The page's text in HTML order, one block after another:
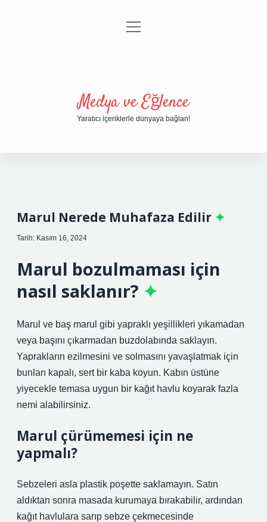
Gizlilik Politikası
menüyü
Medya ve Eğlence
Yaratıcı içeriklerle dünyaya bağlan!
Marul Nerede Muhafaza Edilir
Tarih: Kasım 16, 2024
Marul bozulmaması için
nasıl saklanır?
Marul ve baş marul gibi yapraklı yeşillikleri yıkamadan
veya başını çıkarmadan buzdolabında saklayın.
Yaprakların ezilmesini ve solmasını yavaşlatmak için
bunları kapalı, sert bir kaba koyun. Kabın üstüne
yiyecekle temasa uygun bir kağıt havlu koyarak fazla
nemi alabilirsiniz.
Marul çürümemesi için ne
yapmalı?
Sebzeleri asla plastik poşette saklamayın. Satın
aldıktan sonra masada kurumaya bırakabilir, ardından
kağıt havlulara sarıp sebze çekmecesinde